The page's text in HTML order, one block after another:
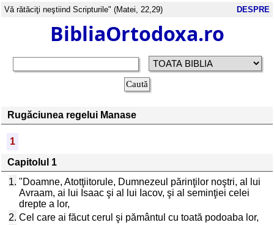
Vă rătăciţi neştiind Scripturile" (Matei, 22,29) DESPRE
BibliaOrtodoxa.ro
Rugăciunea regelui Manase
1
Capitolul 1
1. "Doamne, Atotţiitorule, Dumnezeul părinţilor noştri, al lui
Avraam, ai lui Isaac şi al lui Iacov, şi al seminţiei celei
drepte a lor,
2. Cel care ai făcut cerul şi pământul cu toată podoaba lor,